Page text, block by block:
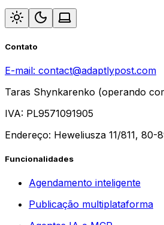
Contato
E-mail: contact@adaptlypost.com
Taras Shynkarenko (operando
IVA: PL9571091905
Endereço: Heweliusza 11/811, 80-
Funcionalidades
Agendamento inteligente
Publicação multiplataforma